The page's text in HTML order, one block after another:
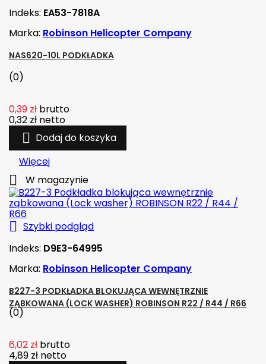
Indeks: EA53-7818A
Marka: Robinson Helicopter Company
NAS620-10L PODKŁADKA
(0)
0,39 zł brutto
0,32 zł netto
 Dodaj do koszyka
Więcej
 W magazynie
 Szybki podgląd
Indeks: D9E3-64995
Marka: Robinson Helicopter Company
B227-3 PODKŁADKA BLOKUJĄCA WEWNĘTRZNIE
ZĄBKOWANA (LOCK WASHER) ROBINSON R22 / R44 / R66
(0)
6,02 zł brutto
4,89 zł netto